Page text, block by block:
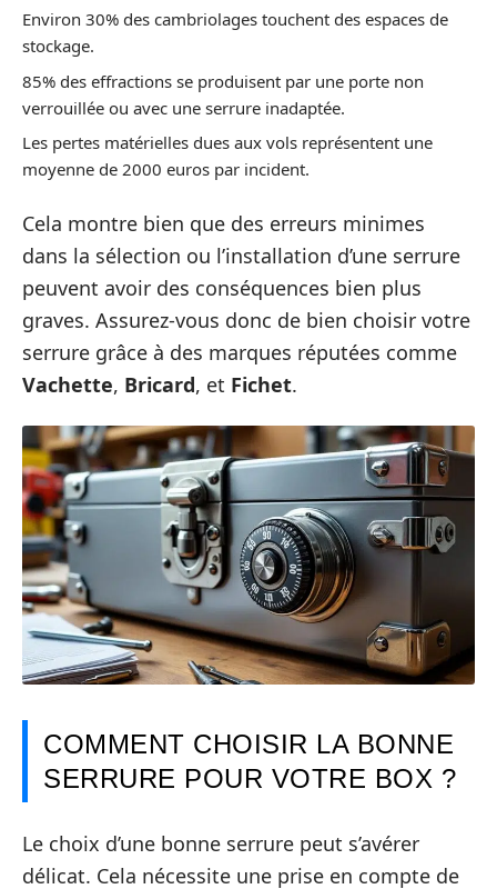
Environ 30% des cambriolages touchent des espaces de
stockage.
85% des effractions se produisent par une porte non
verrouillée ou avec une serrure inadaptée.
Les pertes matérielles dues aux vols représentent une
moyenne de 2000 euros par incident.
Cela montre bien que des erreurs minimes
dans la sélection ou l’installation d’une serrure
peuvent avoir des conséquences bien plus
graves. Assurez-vous donc de bien choisir votre
serrure grâce à des marques réputées comme
Vachette, Bricard, et Fichet.
COMMENT CHOISIR LA BONNE
SERRURE POUR VOTRE BOX ?
Le choix d’une bonne serrure peut s’avérer
délicat. Cela nécessite une prise en compte de